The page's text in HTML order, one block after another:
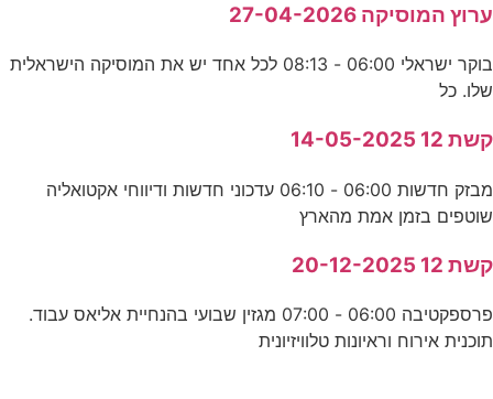
ערוץ המוסיקה 27-04-2026
בוקר ישראלי 06:00 - 08:13 לכל אחד יש את המוסיקה הישראלית
שלו. כל
קשת 12 14-05-2025
מבזק חדשות 06:00 - 06:10 עדכוני חדשות ודיווחי אקטואליה
שוטפים בזמן אמת מהארץ
קשת 12 20-12-2025
פרספקטיבה 06:00 - 07:00 מגזין שבועי בהנחיית אליאס עבוד.
תוכנית אירוח וראיונות טלוויזיונית